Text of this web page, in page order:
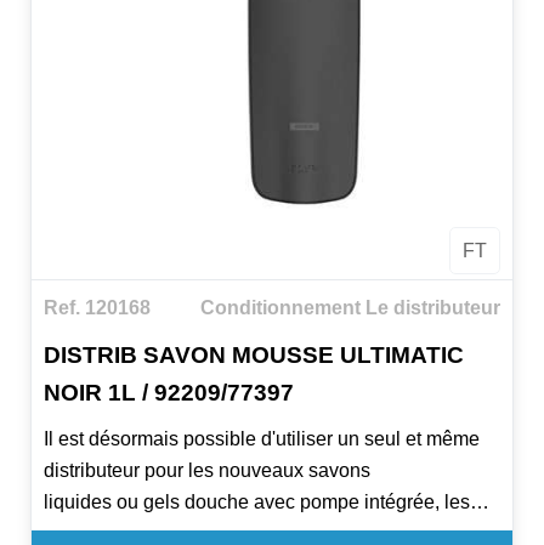
Large bouton poussoir pour plus d'hygiène et
Système pompe breveté pour plus de fiabilité.
Dose adaptée pour plus d'économie.
FT
Ref. 120168 Conditionnement Le distributeur
DISTRIB SAVON MOUSSE ULTIMATIC
NOIR 1L / 92209/77397
Il est désormais possible d'utiliser un seul et même
distributeur pour les nouveaux savons
liquides ou gels douche avec pompe intégrée, les
savons mousse et la mousse nettoyante